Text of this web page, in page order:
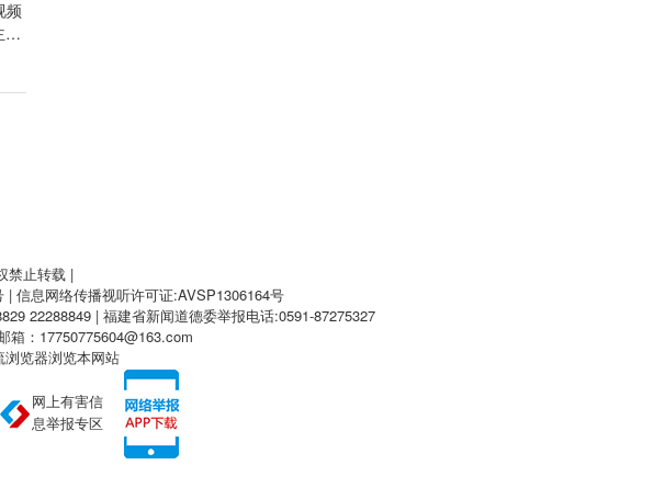
密
频
持
市
生
禁止转载 |
信息网络传播视听许可证:AVSP1306164号
22288849 | 福建省新闻道德委举报电话:0591-87275327
：17750775604@163.com
览器浏览本网站
网上有害信
息举报专区